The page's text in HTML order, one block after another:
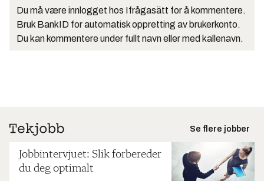
Du må være innlogget hos Ifrågasätt for å kommentere.
Bruk BankID for automatisk oppretting av brukerkonto.
Du kan kommentere under fullt navn eller med kallenavn.
Se flere jobber
Jobbintervjuet: Slik forbereder
du deg optimalt